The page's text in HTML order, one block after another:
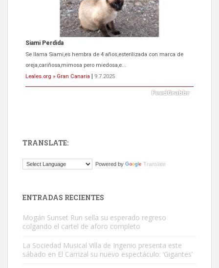
Siami Perdida
Se llama Siami,es hembra de 4 años,esterilizada con marca de
oreja,cariñosa,mimosa pero miedosa,e...
Leales.org » Gran Canaria
9.7.2025
El ayuntamiento se va a llevar a Los Gatos callejeros de la zona los
TRANSLATE:
Powered by Translate
ENTRADAS RECIENTES
Mogán Sunset Run sella su esperado regreso
colgando el cartel de aforo completo
La Sociedad Musical Villa de Ingenio presenta este
sábado en El Carrizal su nuevo espectáculo: ‘Gigantes’